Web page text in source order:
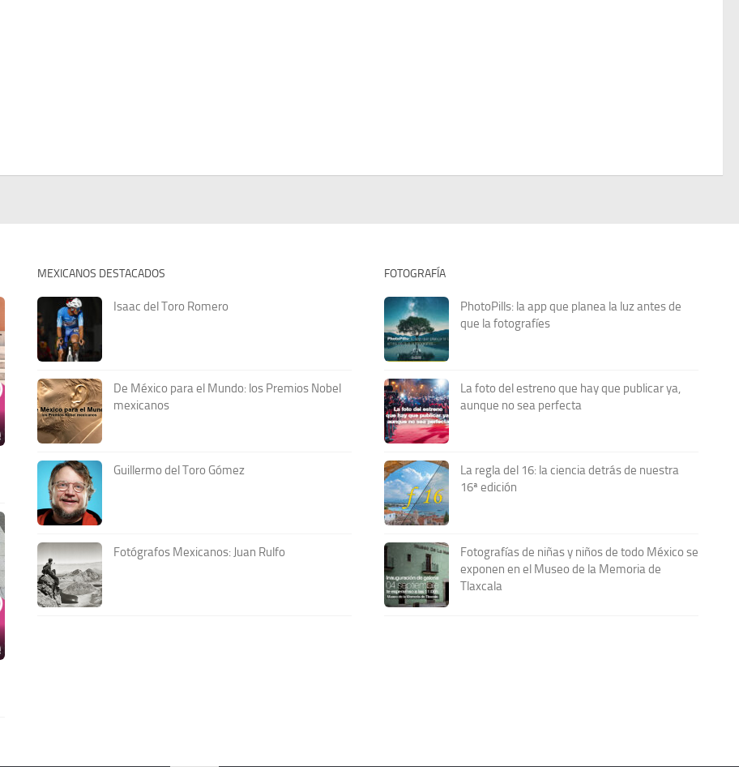
MEXICANOS DESTACADOS
Isaac del Toro Romero
De México para el Mundo: los Premios Nobel
mexicanos
Guillermo del Toro Gómez
Fotógrafos Mexicanos: Juan Rulfo
FOTOGRAFÍA
PhotoPills: la app que planea la luz antes de
que la fotografíes
La foto del estreno que hay que publicar ya,
aunque no sea perfecta
La regla del 16: la ciencia detrás de nuestra
16ª edición
Fotografías de niñas y niños de todo México se
exponen en el Museo de la Memoria de
Tlaxcala